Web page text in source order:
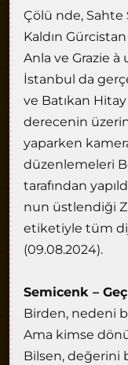
Çölü nde, Sahte
Kaldın
Anla ve Grazie à
İstanbul da
ve Batıkan
derecenin
yaparken
düzenlemeleri
tarafından
nun üstlendiği
etiketiyle tüm
(09.08.2024).
Semicenk –
Birden, nedeni
Ama kimse
Bilsen, değerini